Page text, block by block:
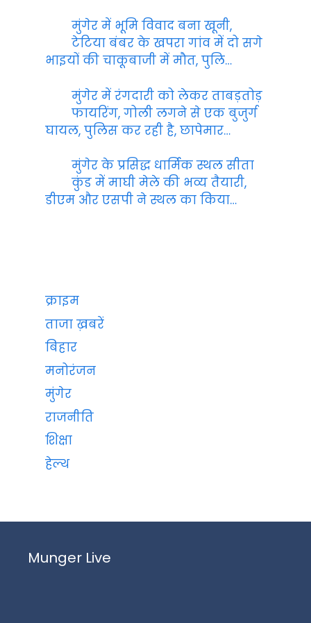
मुंगेर में भूमि विवाद बना खूनी,
टेटिया बंबर के खपरा गांव में दो सगे
भाइयों की चाकूबाजी में मौत, पुलि…
मुंगेर में रंगदारी को लेकर ताबड़तोड़
फायरिंग, गोली लगने से एक बुजुर्ग
घायल, पुलिस कर रही है, छापेमार…
मुंगेर के प्रसिद्ध धार्मिक स्थल सीता
कुंड में माघी मेले की भव्य तैयारी,
डीएम और एसपी ने स्थल का किया…
क्राइम
ताजा ख़बरें
बिहार
मनोरंजन
मुंगेर
राजनीति
शिक्षा
हेल्थ
Munger Live